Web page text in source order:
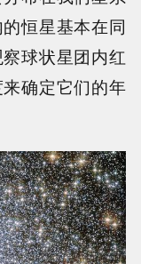
恒星基本在同
球状星团内红
确定它们的年